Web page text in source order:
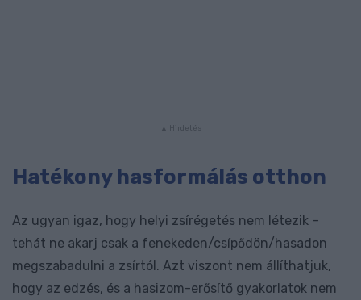
Hatékony hasformálás otthon
Az ugyan igaz, hogy helyi zsírégetés nem létezik –
tehát ne akarj csak a fenekeden/csípődön/hasadon
megszabadulni a zsírtól. Azt viszont nem állíthatjuk,
hogy az edzés, és a hasizom-erősítő gyakorlatok nem